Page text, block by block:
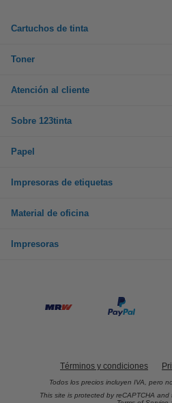
Cartuchos de tinta
Toner
Atención al cliente
Sobre 123tinta
Papel
Impresoras de etiquetas
Material de oficina
Impresoras
Términos y condiciones
Todos los precios incluyen IVA, pero
This site is protected by reCAPTCHA and